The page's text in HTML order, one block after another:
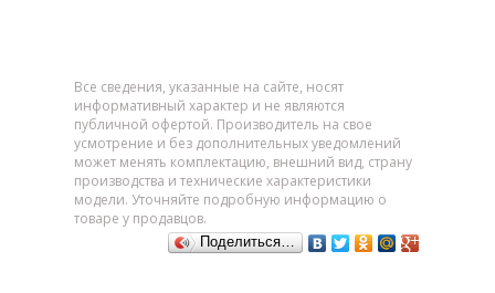
Все сведения, указанные на сайте, носят
информативный характер и не являются
публичной офертой. Производитель на свое
усмотрение и без дополнительных уведомлений
может менять комплектацию, внешний вид, страну
производства и технические характеристики
модели. Уточняйте подробную информацию о
товаре у продавцов.
Поделиться…